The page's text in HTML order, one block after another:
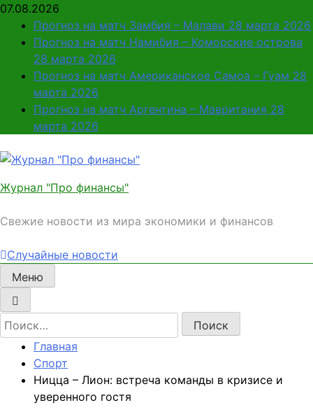
Перейти
содержимому
07.08.2026
Прогноз на матч Замбия – Малави 28 марта 2026
Прогноз на матч Намибия – Коморские острова
28 марта 2026
Прогноз на матч Американское Самоа – Гуам 28
марта 2026
Прогноз на матч Аргентина – Мавритания 28
марта 2026
Журнал "Про финансы"
Свежие новости из мира экономики и финансов
Случайные новости
Меню
Найти:
Главная
Спорт
Ницца – Лион: встреча команды в кризисе и
уверенного гостя